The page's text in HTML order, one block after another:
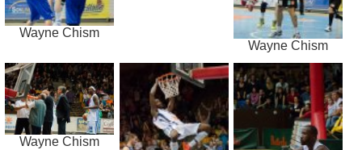
Wayne Chism
Wayne Chism
Wayne Chism